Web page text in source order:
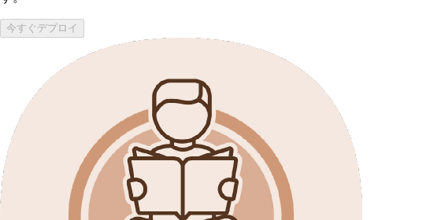
今すぐデプロイ